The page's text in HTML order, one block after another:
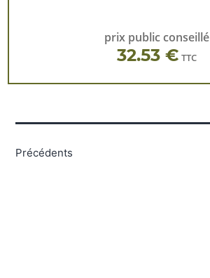
prix public conseillé
32.53 € TTC
Pagination
Précédents